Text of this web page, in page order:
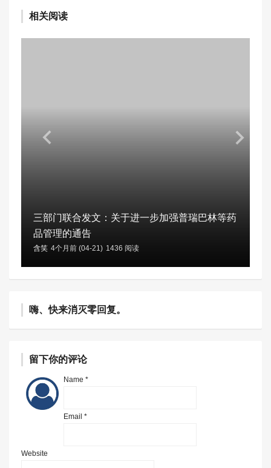
相关阅读
三部门联合发文：关于进一步加强普瑞巴林等药
品管理的通告
含笑 4个月前 (04-21) 1436 阅读
嗨、快来消灭零回复。
留下你的评论
Name *
Email *
Website